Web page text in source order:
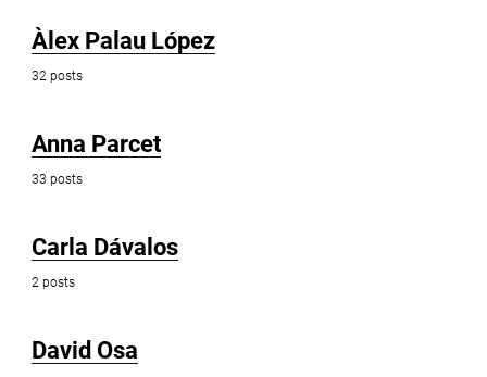
Àlex Palau López
32 posts
Anna Parcet
33 posts
Carla Dávalos
2 posts
David Osa